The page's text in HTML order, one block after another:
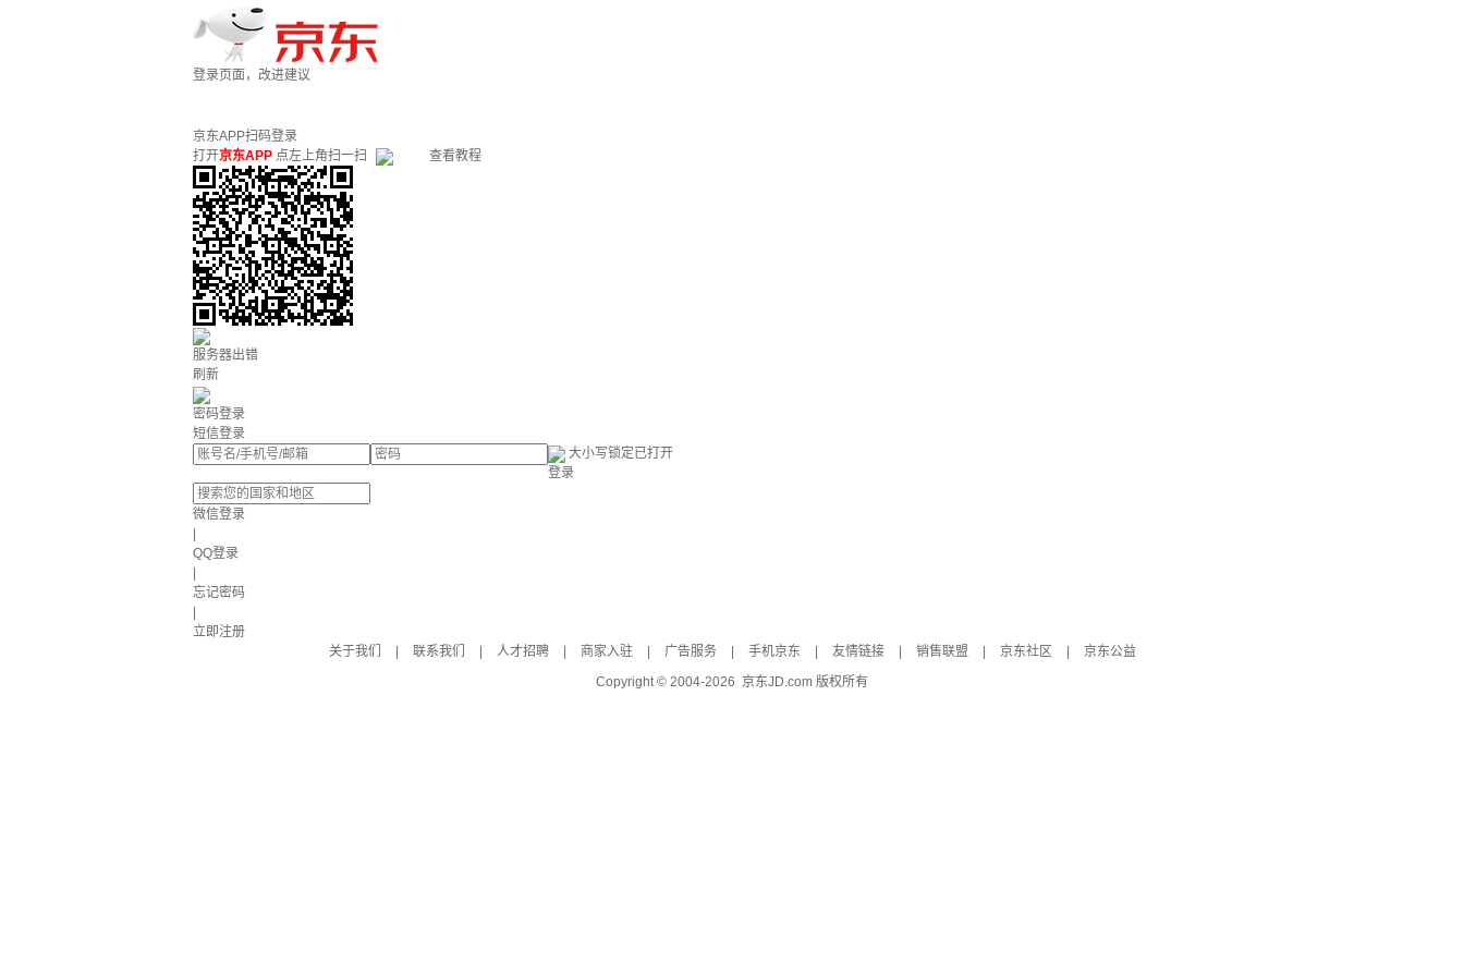
登录页面，改进建议
京东APP扫码登录
打开京东APP 点左上角扫一扫 查看教程
服务器出错
刷新
密码登录
短信登录
大小写锁定已打开
登录
微信登录
QQ登录
忘记密码
立即注册
关于我们
联系我们 人才招聘 商家入驻 广告服务 手机京东 友情链接 销售联盟 京东社区
京东公益
Copyright © 2004-2026 京东JD.com 版权所有